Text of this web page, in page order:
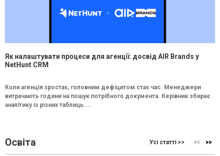
Як налаштувати процеси для агенції: досвід AIR Brands у
NetHunt CRM
Коли агенція зростає, головним дефіцитом стає час. Менеджери
витрачають години на пошук потрібного документа. Керівник збирає
аналітику із різних таблиць....
Освіта Усі статті >>